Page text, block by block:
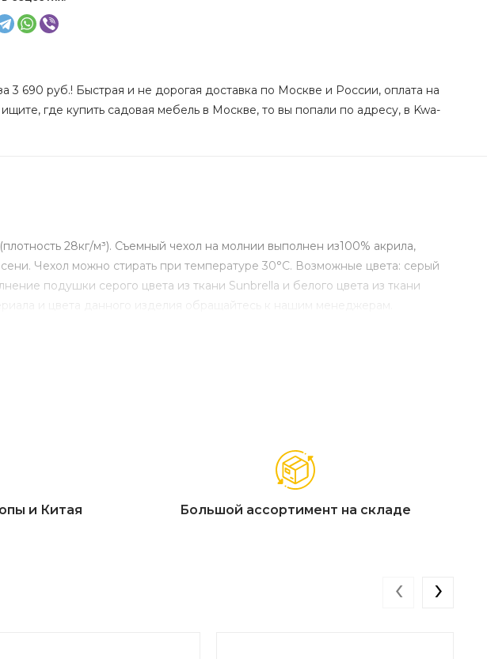
690 руб.! Быстрая и не дорогая доставка по Москве и России, оплата на
где купить садовая мебель в Москве, то вы попали по адресу, в Kwa-
28кг/м³). Съемный чехол на молнии выполнен из100% акрила,
Чехол можно стирать при температуре 30°С. Возможные цвета: серый
подушки серого цвета из ткани Sunbrella и белого цвета из ткани
и цвета данного изделия обращайтесь к нашим менеджерам.
и Китая Большой ассортимент на складе
‹ ›